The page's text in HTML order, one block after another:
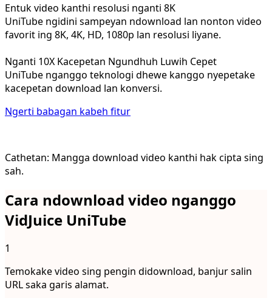
Entuk video kanthi resolusi nganti 8K
UniTube ngidini sampeyan ndownload lan nonton video
favorit ing 8K, 4K, HD, 1080p lan resolusi liyane.
Nganti 10X Kacepetan Ngundhuh Luwih Cepet
UniTube nganggo teknologi dhewe kanggo nyepetake
kacepetan download lan konversi.
Ngerti babagan kabeh fitur
Cathetan: Mangga download video kanthi hak cipta sing
sah.
Cara ndownload video nganggo
VidJuice UniTube
1
Temokake video sing pengin didownload, banjur salin
URL saka garis alamat.